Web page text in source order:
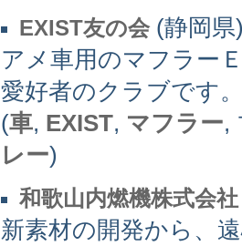
EXIST友の会(静岡県
アメ車用のマフラー
愛好者のクラブです
(車, EXIST, マフラー,
レー)
和歌山内燃機株式会社
新素材の開発から、